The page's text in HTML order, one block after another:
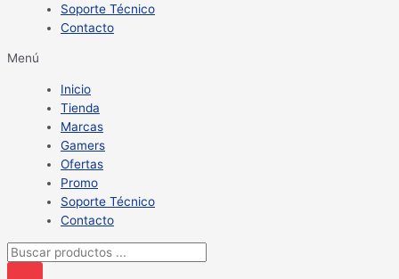
Soporte Técnico
Contacto
Menú
Inicio
Tienda
Marcas
Gamers
Ofertas
Promo
Soporte Técnico
Contacto
Búsqueda